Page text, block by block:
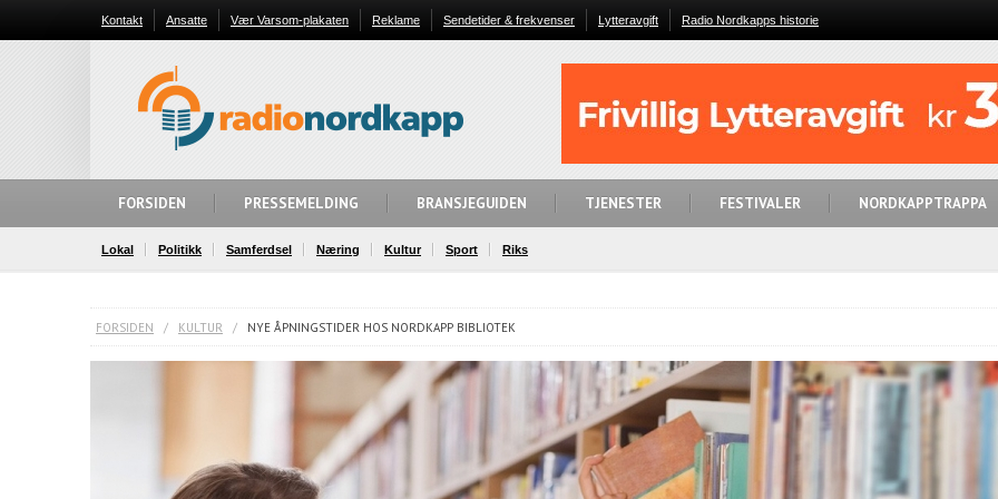
Kontakt Ansatte Vær Varsom-plakaten Reklame Sendetider & frekvenser Lytteravgift Radio Nordkapps historie
FORSIDEN PRESSEMELDING BRANSJEGUIDEN TJENESTER FESTIVALER NORDKAPPTRAPPA
Lokal Politikk Samferdsel Næring Kultur Sport Riks
FORSIDEN / KULTUR / NYE ÅPNINGSTIDER HOS NORDKAPP BIBLIOTEK